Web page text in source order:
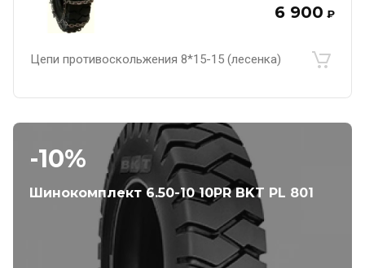
6 900 ₽
Цепи противоскольжения 8*15-15 (лесенка)
-10%
Шинокомплект 6.50-10 10PR BKT PL 801